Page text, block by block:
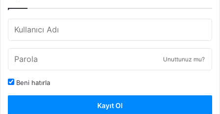
Unuttunuz mu?
Beni hatırla
Kayıt Ol